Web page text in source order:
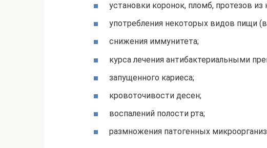
установки коронок, пломб, протезов
употребления некоторых видов пищи
снижения иммунитета;
курса лечения антибактериальными
запущенного кариеса;
кровоточивости десен;
воспалений полости рта;
размножения патогенных